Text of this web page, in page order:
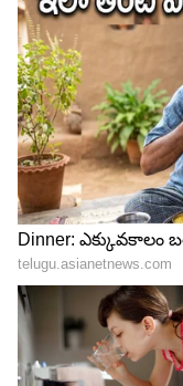
బట్టి ఇన్నింగ్స్‌ను
మర్చిపోయారని ఆవేదన